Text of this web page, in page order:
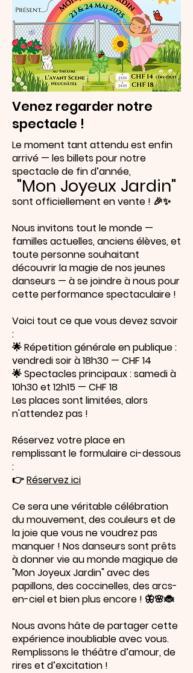
Venez regarder notre
spectacle !
Le moment tant attendu est enfin
arrivé — les billets pour notre
spectacle de fin d’année,
"Mon Joyeux Jardin"
sont officiellement en vente ! 🎉✨
Nous invitons tout le monde —
familles actuelles, anciens élèves, et
toute personne souhaitant
découvrir la magie de nos jeunes
danseurs — à se joindre à nous pour
cette performance spectaculaire !
Voici tout ce que vous devez savoir
:
🌟 Répetition générale en publique :
vendredi soir à 18h30 — CHF 14
🌟 Spectacles principaux : samedi à
10h30 et 12h15 — CHF 18
Les places sont limitées, alors
n'attendez pas !
Réservez votre place en
remplissant le formulaire ci-dessous
:
👉Réservez ici
Ce sera une véritable célébration
du mouvement, des couleurs et de
la joie que vous ne voudrez pas
manquer ! Nos danseurs sont prêts
à donner vie au monde magique de
"Mon Joyeux Jardin" avec des
papillons, des coccinelles, des arcs-
en-ciel et bien plus encore ! 🦋🌸🐞
Nous avons hâte de partager cette
expérience inoubliable avec vous.
Remplissons le théâtre d’amour, de
rires et d’excitation !